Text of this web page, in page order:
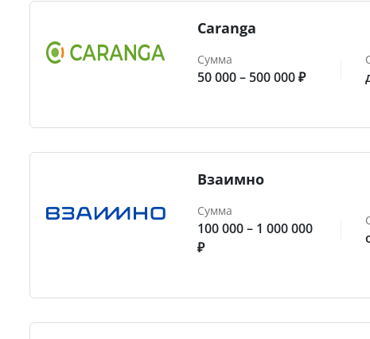
Caranga
Сумма
50 000 – 500 000 ₽
Взаимно
Сумма
100 000 – 1 000 000
₽